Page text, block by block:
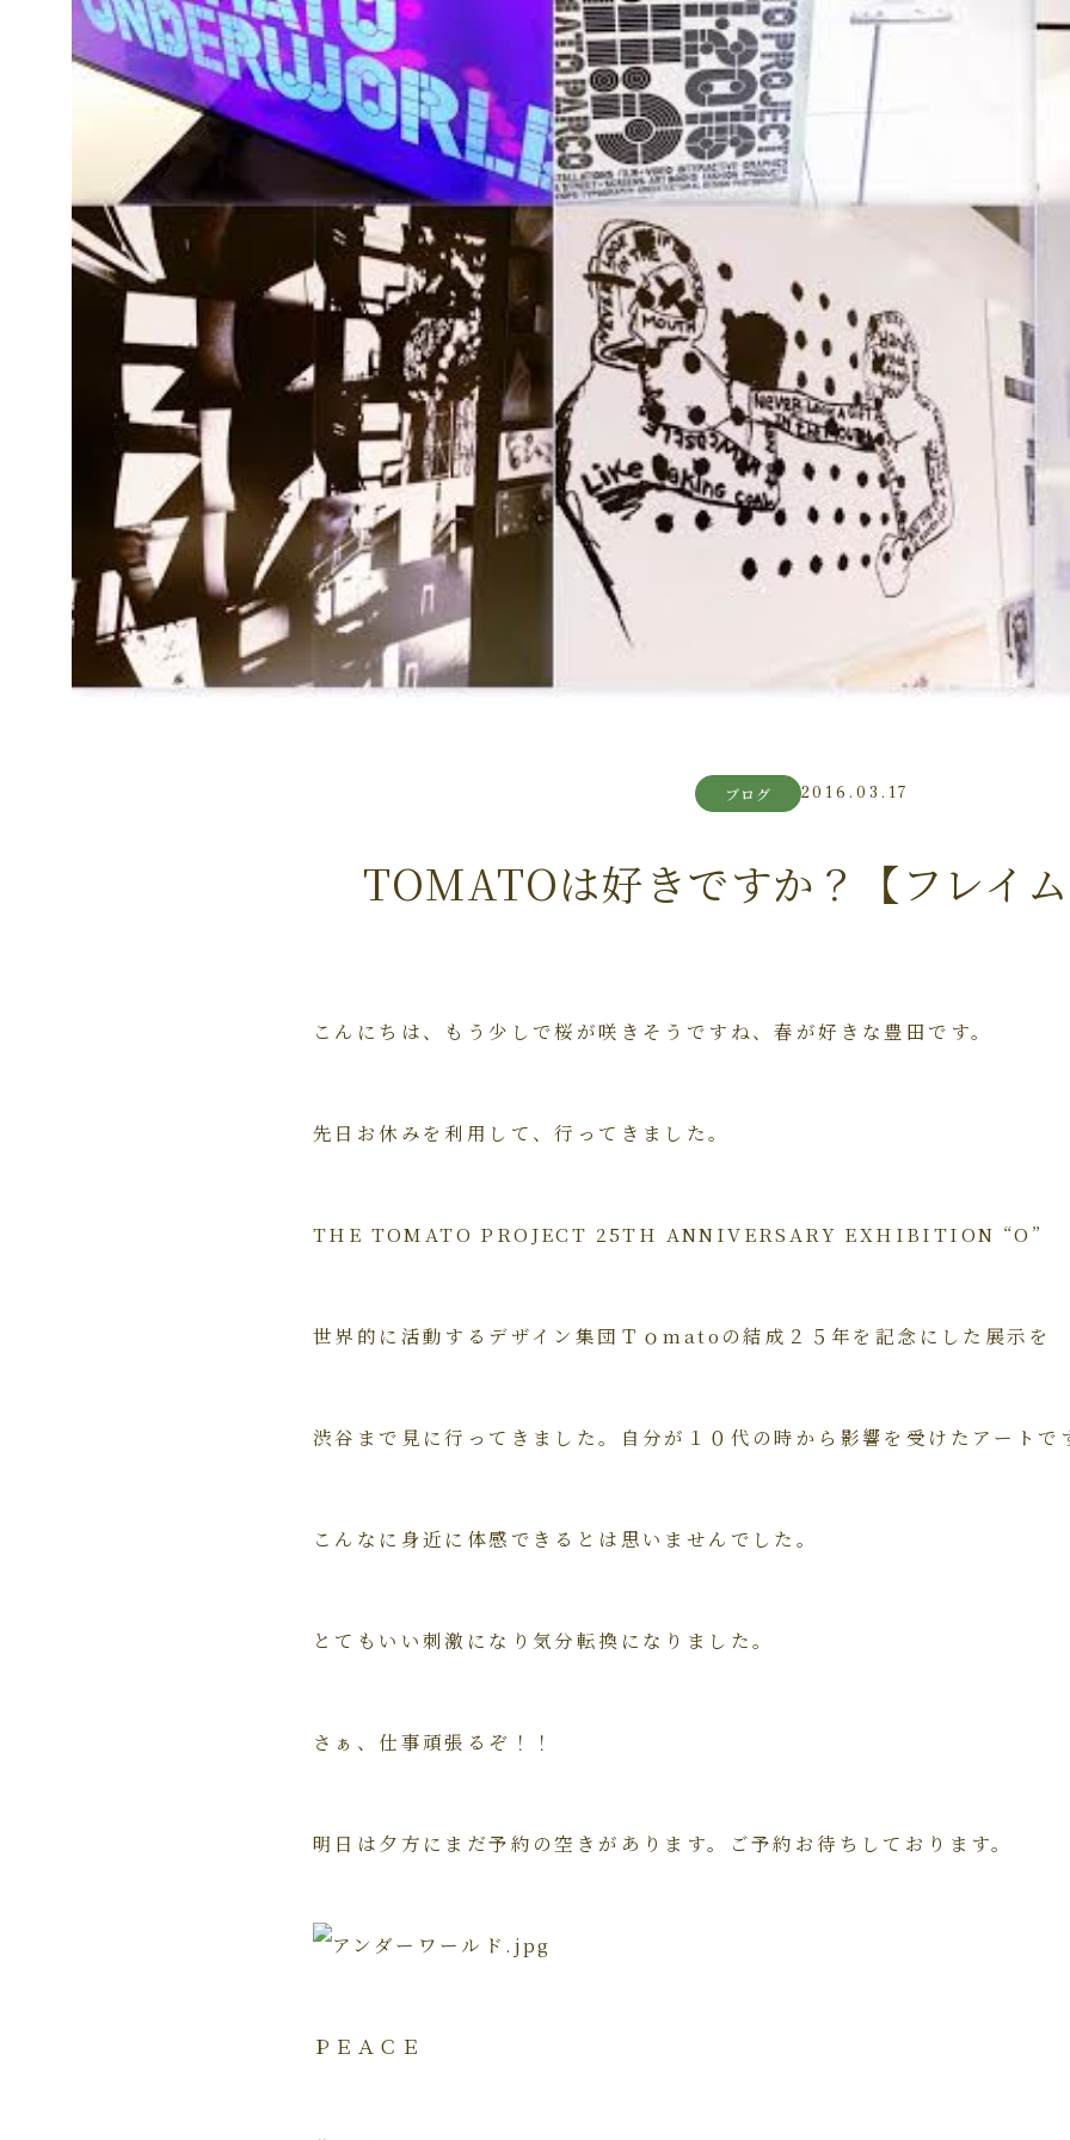
ブログ 2016.03.17
TOMATOは好きですか？【フレイ
こんにちは、もう少しで桜が咲きそうですね、春が好きな豊田です。
先日お休みを利用して、行ってきました。
THE TOMATO PROJECT 25TH ANNIVERSARY EXHIBITION “O”
世界的に活動するデザイン集団Ｔｏmatoの結成２５年を記念にした展示を
渋谷まで見に行ってきました。自分が１０代の時から影響を受けたアートで
こんなに身近に体感できるとは思いませんでした。
とてもいい刺激になり気分転換になりました。
さぁ、仕事頑張るぞ！！
明日は夕方にまだ予約の空きがあります。ご予約お待ちしております。
ＰＥＡＣＥ